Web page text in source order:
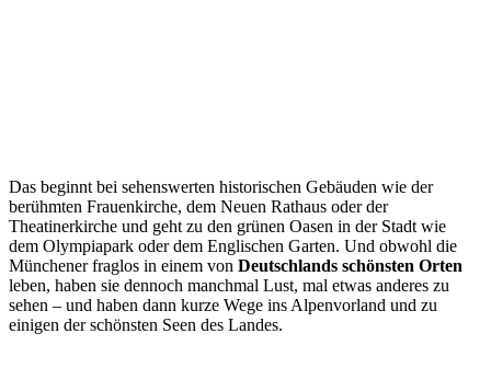
Das beginnt bei sehenswerten historischen Gebäuden wie der
berühmten Frauenkirche, dem Neuen Rathaus oder der
Theatinerkirche und geht zu den grünen Oasen in der Stadt wie
dem Olympiapark oder dem Englischen Garten. Und obwohl die
Münchener fraglos in einem von Deutschlands schönsten Orten
leben, haben sie dennoch manchmal Lust, mal etwas anderes zu
sehen – und haben dann kurze Wege ins Alpenvorland und zu
einigen der schönsten Seen des Landes.